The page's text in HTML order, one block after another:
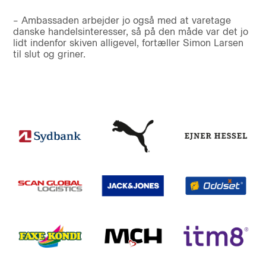
– Ambassaden arbejder jo også med at varetage
danske handelsinteresser, så på den måde var det jo
lidt indenfor skiven alligevel, fortæller Simon Larsen
til slut og griner.